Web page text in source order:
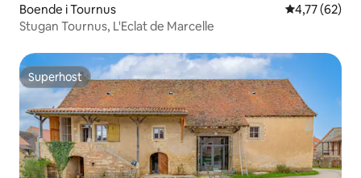
Boende i Tournus 4,77 av 5 i
4,77 (62)
Stugan Tournus, L'Eclat de Marcelle
Superhost
Superhost